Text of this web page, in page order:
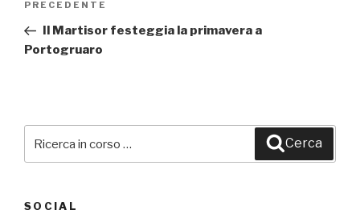
Articolo
precedente:
PRECEDENTE
Il Martisor festeggia la primavera a
Portogruaro
Cerca
SOCIAL